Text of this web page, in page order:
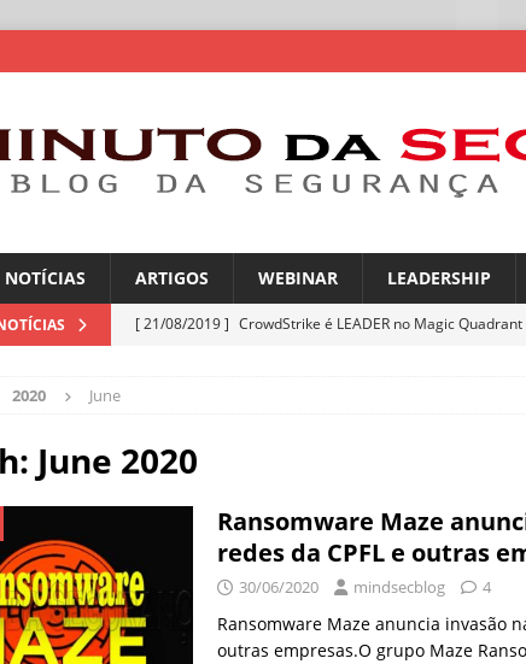
NOTÍCIAS ARTIGOS WEBINAR LEADERSHIP
[ 21/08/2019 ] CrowdStrike é LEADER no Magic
[ 30/07/2026 ]
[ 30/07/2026 ] Deepfakes já enganam 90% dos
[ 30/07/2026 ]
O incidente da OpenAI e o fim da nossa
[ 30/07/2026 ]
2020 June
June 2020
Ransomware Maze
redes da CPFL e outras
30/06/2020 mindsecblog 4
Ransomware Maze anuncia invasão
outras empresas.O grupo Maze